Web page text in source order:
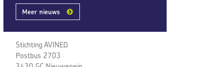
Meer nieuws
Stichting AVINED
Postbus 2703